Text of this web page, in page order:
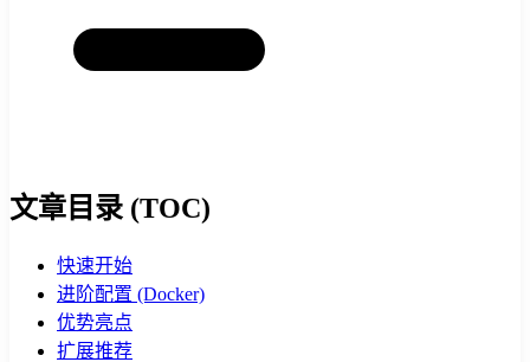
文章目录 (TOC)
快速开始
进阶配置 (Docker)
优势亮点
扩展推荐